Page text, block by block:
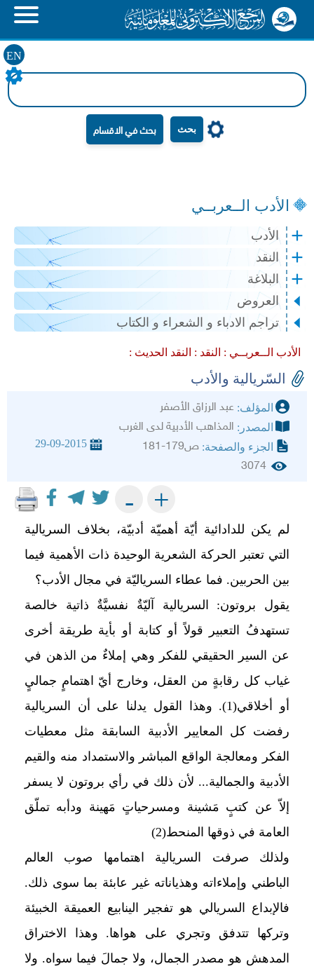
EN
بحث
الأدب الــعربــي
الأدب
النقد
البلاغة
العروض
تراجم الادباء و الشعراء و الكتاب
الأدب الــعربــي : النقد : النقد الحديث :
السّريالية والأدب
المؤلف: عبد الرزاق الأصفر
المصدر: المذاهب الأدبية لدى الغرب
الجزء والصفحة: ص179-181 29-09-2015
3074
+
-
لم يكن للدادائية أيّة أهميّة أدبيّة، بخلاف السريالية
التي تعتبر الحركة الشعرية الوحيدة ذات الأهمية فيما
بين الحربين. فما عطاء السرياليّة في مجال الأدب؟
يقول بروتون: السريالية آليّةٌ نفسيَّةٌ ذاتية خالصة
تستهدفُ التعبير قولاً أو كتابة أو بأية طريقة أخرى
عن السير الحقيقي للفكر وهي إملاءٌ من الذهن في
غياب كل رقابةٍ من العقل، وخارج أيّ اهتمامٍ جماليٍ
أو أخلاقي(1). وهذا القول يدلنا على أن السريالية
رفضت كل المعايير الأدبية السابقة مثل معطيات
الفكر ومعالجة الواقع المباشر والاستمداد منه والقيم
الأدبية والجمالية... لأن ذلك في رأي بروتون لا يسفر
إلاّ عن كتبٍ مَشينة ومسرحياتٍ مَهينة ودأبه تملّق
العامة في ذوقها المنحط(2)
ولذلك صرفت السريالية اهتمامها صوب العالم
الباطني وإملاءاته وهذياناته غير عابئة بما سوى ذلك.
فالإبداع السريالي هو تفجير الينابيع العميقة الخبيئة
وتركها تتدفق وتجري على هواها. وهذا الاختراق
المدهش هو مصدر الجمال، ولا جمالَ فيما سواه. ولا